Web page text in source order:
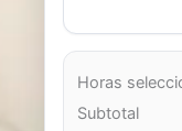
Horas
Subtotal